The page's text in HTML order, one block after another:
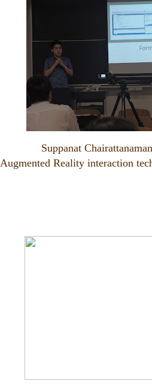
Suppanat
Augmented Reality interaction